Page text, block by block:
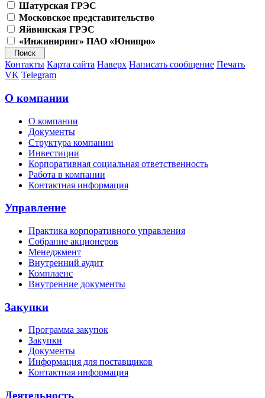
Шатурская ГРЭС
Московское представительство
Яйвинская ГРЭС
«Инжиниринг» ПАО «Юнипро»
Контакты Карта сайта Наверх Написать сообщение Печать
VK Telegram
О компании
О компании
Документы
Структура компании
Инвестиции
Корпоративная социальная ответственность
Работа в компании
Контактная информация
Управление
Практика корпоративного управления
Собрание акционеров
Менеджмент
Внутренний аудит
Комплаенс
Внутренние документы
Закупки
Программа закупок
Закупки
Документы
Информация для поставщиков
Контактная информация
Деятельность